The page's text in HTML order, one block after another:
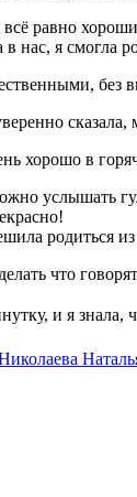
равно
нас, я смогла
без
в
услышать
родиться
что говорят
и я